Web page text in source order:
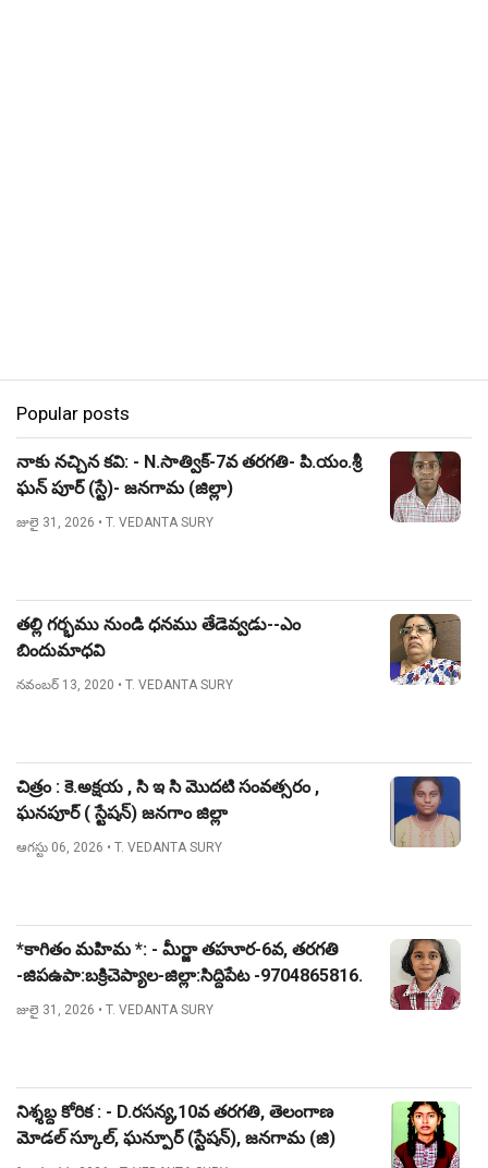
Popular posts
నాకు నచ్చిన కవి: - N.సాత్విక్-7వ తరగతి- పి.యం.శ్రీ
ఘన్ పూర్ (స్టే)- జనగామ (జిల్లా)
జులై 31, 2026 • T. VEDANTA SURY
తల్లి గర్భము నుండి ధనము తేడెవ్వడు--ఎం
బిందుమాధవి
నవంబర్ 13, 2020 • T. VEDANTA SURY
చిత్రం : కె.అక్షయ , సి ఇ సి మొదటి సంవత్సరం ,
ఘనపూర్ ( స్టేషన్) జనగాం జిల్లా
ఆగస్టు 06, 2026 • T. VEDANTA SURY
*కాగితం మహిమ *: - మీర్జా తహూర-6వ, తరగతి
-జిపఉపా:బక్రిచెప్యాల-జిల్లా:సిద్దిపేట -9704865816.
జులై 31, 2026 • T. VEDANTA SURY
నిశ్శబ్ద కోరిక : - D.రసన్య,10వ తరగతి, తెలంగాణ
మోడల్ స్కూల్, ఘన్పూర్ (స్టేషన్), జనగామ (జి)